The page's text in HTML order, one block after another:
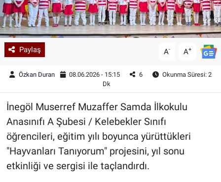
Paylaş A- A+
Özkan Duran 08.06.2026 - 15:15 6
Okunma Süresi: 2
Dk
İnegöl Muserref Muzaffer Samda İlkokulu
Anasınıfı A Şubesi / Kelebekler Sınıfı
öğrencileri, eğitim yılı boyunca yürüttükleri
"Hayvanları Tanıyorum" projesini, yıl sonu
etkinliği ve sergisi ile taçlandırdı.
Astroloji-Rüya